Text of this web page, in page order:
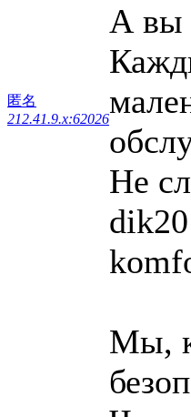
匿名
212.41.9.x:62026
А вы
Не
Мы,